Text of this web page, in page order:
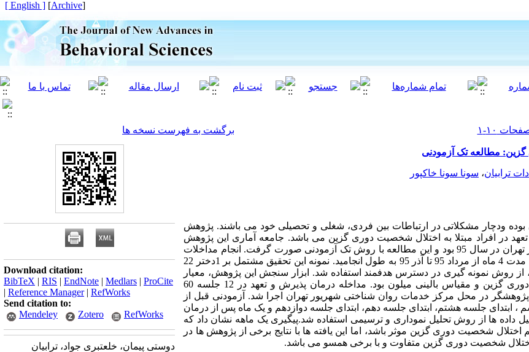
[
Archive
]
[ English ]
برگشت به فهرست نسخه ها
مطالعه تک آزمودنی
ترابیان، سونا سونا خاکپور
بوده ودچار مشکلاتی در ارتباطات بین فردی، شغلی و تحصیلی خود می باشند. پژوهش
در افراد مبتلا به اختلال شخصیت دوری گزین می باشد. جامعه آماری این پژوهش
مراجعین مرکز خدمات روان شناختی شهریور تهران در سال 95 بود و این مطالعه با روش تک آزمودنی صورت گرفت. انجام مداخلات
و پیگیری یک ماهه در این پژوهش، مجموعا به مدت 4 ماه از مرداد 95 تا آذر 95 به طول انجامید. نمونه این تحقیق مشتمل بر 1دختر 22
از روش نمونه گیری در دسترس هدفمند استفاده شد. ابزار سنجش این پژوهش، معیار
برای تشخیص اختلال شخصیت دوری گزین و مقیاس بالینی میلون بود. مداخله درمان پذیرش و تعهد در 12 جلسه 60
در محل مرکز خدمات روان شناختی شهریور تهران اجرا شد. آزمودنی قبل از
، ابتدای جلسه هشتم، ابتدای جلسه دهم، ابتدای جلسه دوازدهم و یک ماه پس از درمان
داده ها از روش تحلیل نموداری و ترسیمی استفاده شد.پیگیری یک ماهه نشان داد که
شخصیت دوری گزین موثر باشد، اما این یافته ها با نتایج برخی از پژوهش ها در
شخصیت دوری گزین متفاوت و با برخی همسو می باشد.
Download citation:
BibTeX | RIS | EndNote | Medlars | ProCite
| Reference Manager| RefWorks
Send citation to:
Mendeley
Zotero RefWorks
دوستی پیمان، خلعتبری جواد، ترابیان